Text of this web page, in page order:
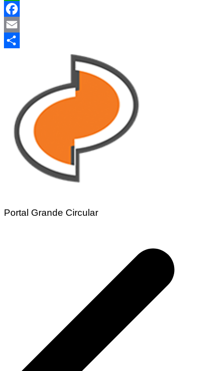
WhatsApp
Facebook
Email
Portal Grande Circular